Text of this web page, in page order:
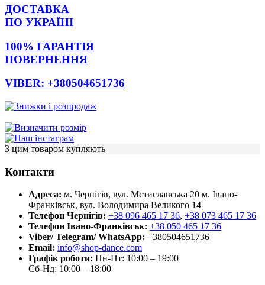
ДОСТАВКА
ПО УКРАЇНІ
100% ГАРАНТІЯ
ПОВЕРНЕННЯ
VIBER: +380504651736
З цим товаром купляють
Контакти
Адреса: м. Чернігів, вул. Мстиславська 20 м. Івано-
Франківськ, вул. Володимира Великого 14
Телефон Чернігів: +38 096 465 17 36, +38 073 465 17 36
Телефон Івано-Франківськ: +38 050 465 17 36
Viber/ Telegram/ WhatsApp: +380504651736
Email: info@shop-dance.com
Графік роботи: Пн-Пт: 10:00 – 19:00
Сб-Нд: 10:00 – 18:00